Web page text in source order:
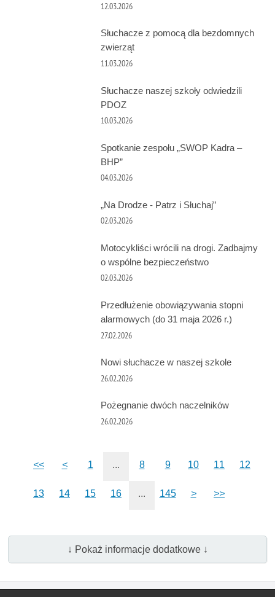
12.03.2026
Słuchacze z pomocą dla bezdomnych
zwierząt
11.03.2026
Słuchacze naszej szkoły odwiedzili
PDOZ
10.03.2026
Spotkanie zespołu „SWOP Kadra –
BHP”
04.03.2026
„Na Drodze - Patrz i Słuchaj”
02.03.2026
Motocykliści wrócili na drogi. Zadbajmy
o wspólne bezpieczeństwo
02.03.2026
Przedłużenie obowiązywania stopni
alarmowych (do 31 maja 2026 r.)
27.02.2026
Nowi słuchacze w naszej szkole
26.02.2026
Pożegnanie dwóch naczelników
26.02.2026
<< < 1 ... 8 9 10 11 12
13 14 15 16 ... 145 > >>
↓ Pokaż informacje dodatkowe ↓